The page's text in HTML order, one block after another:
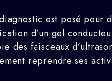
est posé pour
d’un gel
des faisceaux
reprendre ses